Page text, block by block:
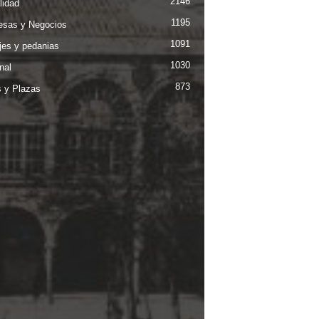
y Negocios 1195
y pedanias 1091
1030
y Plazas 873